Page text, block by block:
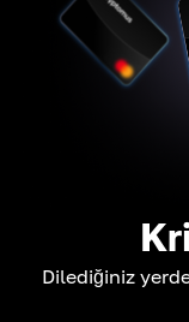
Dilediğiniz